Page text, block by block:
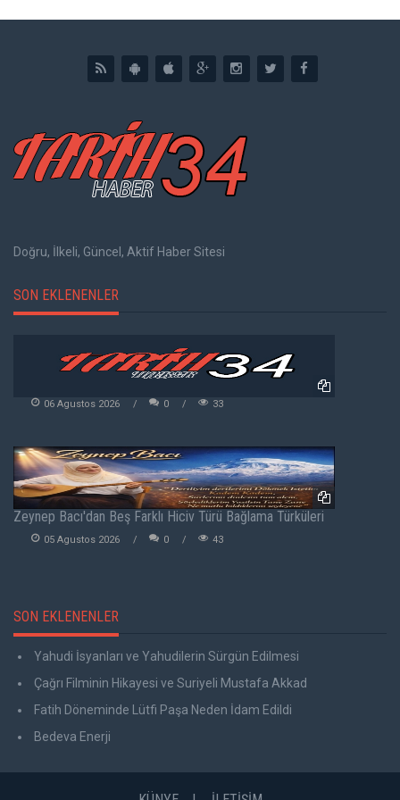
Doğru, İlkeli, Güncel, Aktif Haber Sitesi
SON EKLENENLER
06 Agustos 2026 0 33
Zeynep Bacı'dan Beş Farklı Hiciv Türü Bağlama Türküleri
05 Agustos 2026 0 43
SON EKLENENLER
Yahudi İsyanları ve Yahudilerin Sürgün Edilmesi
Çağrı Filminin Hikayesi ve Suriyeli Mustafa Akkad
Fatih Döneminde Lütfi Paşa Neden İdam Edildi
Bedeva Enerji